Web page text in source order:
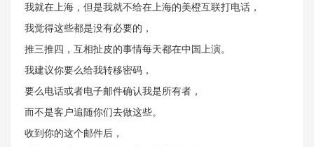
我就在上海，但是我就不给在上海的美橙互联打电话，
我觉得这些都是没有必要的，
推三推四，互相扯皮的事情每天都在中国上演。
我建议你要么给我转移密码，
要么电话或者电子邮件确认我是所有者，
而不是客户追随你们去做这些。
收到你的这个邮件后，